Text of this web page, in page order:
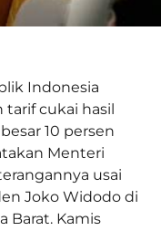
Indonesia
cukai hasil
10 persen
Menteri
usai
Joko Widodo di
Barat. Kamis